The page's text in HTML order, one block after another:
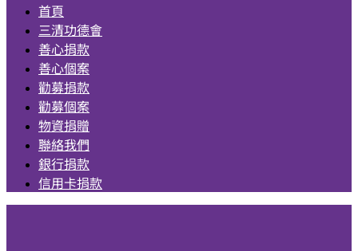
首頁
三清功德會
善心捐款
善心個案
勸募捐款
勸募個案
物資捐贈
聯絡我們
銀行捐款
信用卡捐款